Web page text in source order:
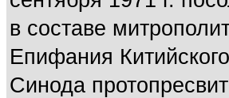
в составе
Епифания
Синода